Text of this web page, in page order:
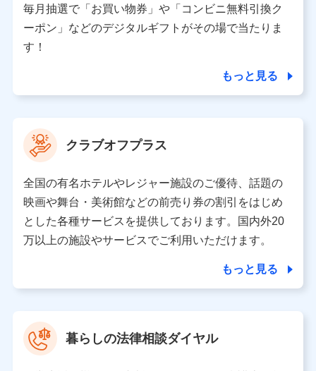
ドコモおよび提携会社のサービスを案内、提供するため
（各サービスで取得したサービス利用履歴、ウェブサイ
トの閲覧履歴、購買履歴、ご契約内容等のパーソナルデ
ータを分析して、お客さまの趣味・嗜好・傾向に応じた
上記に係る案内・手続き・管理等付帯業務を行うため
【当該個人データの管理について責任を有する者の名称・住
所・代表者名】
当該個人データを取り扱う各共同利用者（詳細は次のとお
り）
東京都千代田区永田町2丁目11番1号 山王パークタワー
株式会社NTTドコモ 代表取締役社長 前田 義晃
東京都中央区日本橋人形町2-14-10 アーバンネット日本橋
ビル 3F
※ 当社および株式会社NTTドコモは、お客さまの情報を利
毎月抽選で「お買い物券」や「コンビニ無料引換ク
ーポン」などのデジタルギフトがその場で当たりま
す！
もっと見る
クラブオフプラス
全国の有名ホテルやレジャー施設のご優待、話題の
映画や舞台・美術館などの前売り券の割引をはじめ
とした各種サービスを提供しております。国内外20
万以上の施設やサービスでご利用いただけます。
もっと見る
暮らしの法律相談ダイヤル